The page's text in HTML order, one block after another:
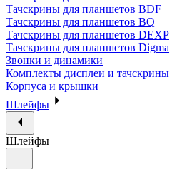
Тачскрины для планшетов BDF
Тачскрины для планшетов BQ
Тачскрины для планшетов DEXP
Тачскрины для планшетов Digma
Звонки и динамики
Комплекты дисплеи и тачскрины
Корпуса и крышки
Шлейфы
Шлейфы